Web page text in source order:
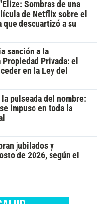
Sombras de una
de Netflix sobre el
que descuartizó a su
sanción a la
Privada: el
en la Ley del
pulseada del nombre:
impuso en toda la
jubilados y
de 2026, según el